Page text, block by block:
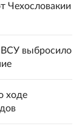
Чехословакии
ВСУ выбросило
ходе